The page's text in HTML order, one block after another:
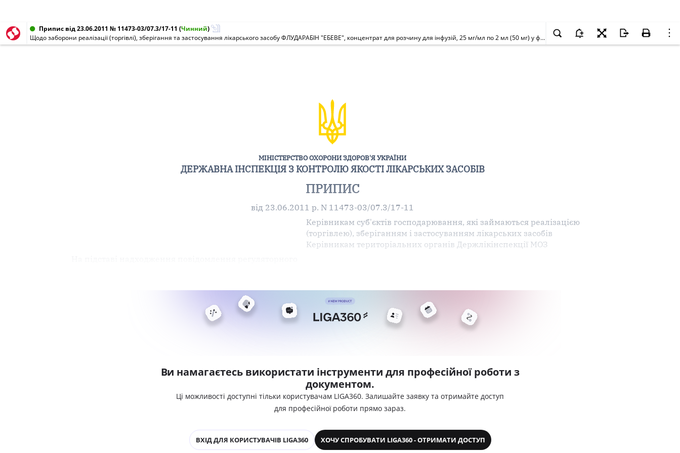
Припис від 23.06.2011 № 11473-03/07.3/17-11 (Чинний)
Щодо заборони реалізації (торгівлі), зберігання та застосування лікарського засобу ФЛУДАРАБІН "ЕБЕВЕ", концентрат для розчину для інфузій, 25 мг/мл по 2 мл (50 мг) у флаконах N 1, серії 92877206, виробництва "ЕБЕВЕ Фарма Гес.м.б.Х. Нфг. КГ", Австрія
МІНІСТЕРСТВО ОХОРОНИ ЗДОРОВ'Я УКРАЇНИ
ДЕРЖАВНА ІНСПЕКЦІЯ З КОНТРОЛЮ ЯКОСТІ ЛІКАРСЬКИХ ЗАСОБІВ
ПРИПИС
від 23.06.2011 р. N 11473-03/07.3/17-11
Керівникам суб'єктів господарювання, які займаються реалізацією
(торгівлею), зберіганням і застосуванням лікарських засобів
Керівникам територіальних органів Держлікінспекції МОЗ
Ви намагаєтесь використати інструменти для професійної роботи з
документом.
Ці можливості доступні тільки користувачам LIGA360. Залишайте заявку та отримайте доступ
для професійної роботи прямо зараз.
ВХІД ДЛЯ КОРИСТУВАЧІВ LIGA360 ХОЧУ СПРОБУВАТИ LIGA360 - ОТРИМАТИ ДОСТУП